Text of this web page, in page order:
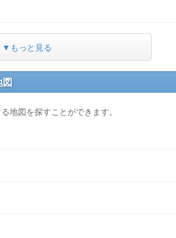
▼もっと見る
地図を探すことができます。